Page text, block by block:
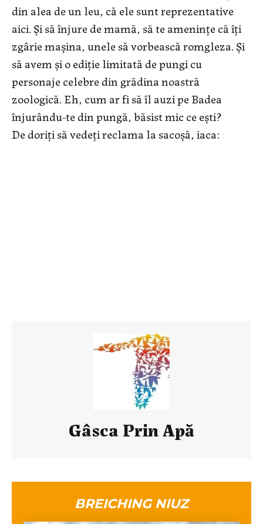
din alea de un leu, că ele sunt reprezentative
aici. Şi să înjure de mamă, să te ameninţe că îţi
zgârie maşina, unele să vorbească romgleza. Şi
să avem şi o ediţie limitată de pungi cu
personaje celebre din grădina noastră
zoologică. Eh, cum ar fi să îl auzi pe Badea
înjurându-te din pungă, băsist mic ce eşti?
De doriţi să vedeţi reclama la sacoşă, iaca:
Gâsca Prin Apă
BREICHING NIUZ